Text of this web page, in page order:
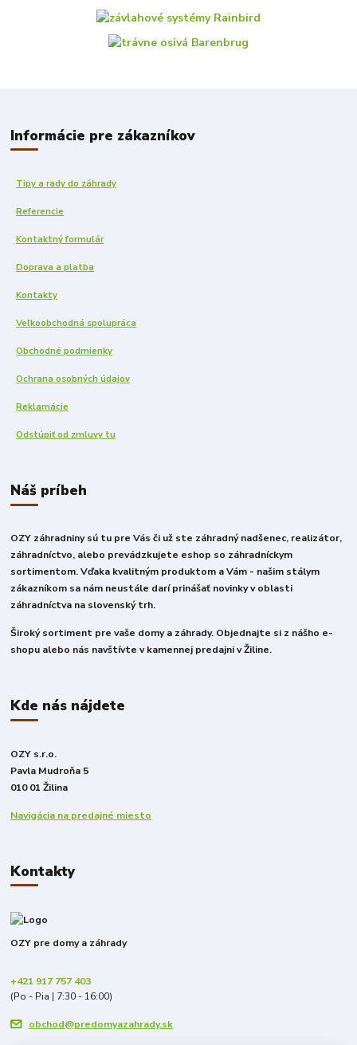
Informácie pre zákazníkov
Tipy a rady do záhrady
Referencie
Kontaktný formulár
Doprava a platba
Kontakty
Veľkoobchodná spolupráca
Obchodné podmienky
Ochrana osobných údajov
Reklamácie
Odstúpiť od zmluvy tu
Náš príbeh
OZY záhradniny sú tu pre Vás či už ste záhradný nadšenec, realizátor,
záhradníctvo, alebo prevádzkujete eshop so záhradníckym
sortimentom. Vďaka kvalitným produktom a Vám - našim stálym
zákazníkom sa nám neustále darí prinášať novinky v oblasti
záhradníctva na slovenský trh.
Široký sortiment pre vaše domy a záhrady. Objednajte si z nášho e-
shopu alebo nás navštívte v kamennej predajni v Žiline.
Kde nás nájdete
OZY s.r.o.
Pavla Mudroňa 5
010 01 Žilina
Navigácia na predajné miesto
Kontakty
OZY pre domy a záhrady
+421 917 757 403
(Po - Pia | 7:30 - 16:00)
obchod@predomyazahrady.sk